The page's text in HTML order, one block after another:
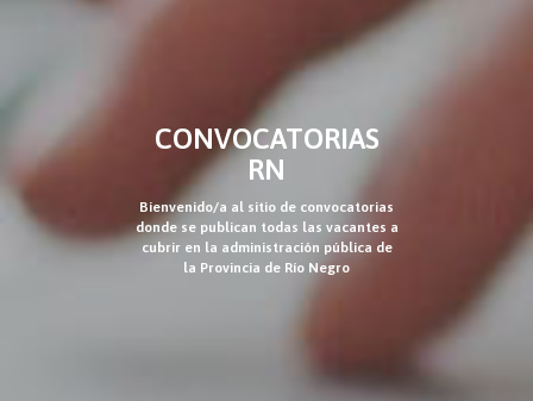
CONVOCATORIAS
RN
Bienvenido/a al sitio de convocatorias
donde se publican todas las vacantes a
cubrir en la administración pública de
la Provincia de Río Negro